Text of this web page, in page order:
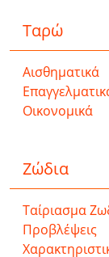
Ταρώ
Αισθηματικά
Οικονομικά
Ζώδια
Ταίριασμα
Προβλέψεις